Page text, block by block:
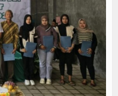
Pemuda Majalengka :
Paripurna APBD
Beberkan Hasil Paripurna
2026 Naik Jadi Rp 3,14 Triliun,
Ateng Sutisna Ajak
Ajak Ribuan Bobotoh Doakan